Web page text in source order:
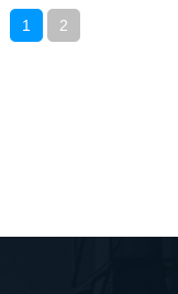
2
1